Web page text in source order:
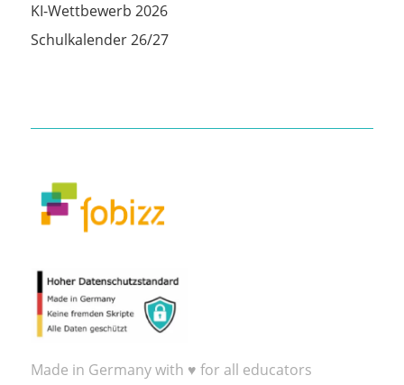
KI-Wettbewerb 2026
Schulkalender 26/27
Made in Germany with ♥ for all educators